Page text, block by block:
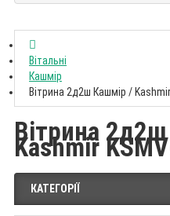
Вітальні
Кашмір
Вітрина 2д2ш Кашмір /
Вітрина
Kashmir
КАТЕГОРІЇ